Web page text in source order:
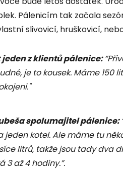
Pálenicím tak začala
slivovicí, hruškovicí,
z klientů pálenice:
je to kousek. Máme 150
spolumajitel pálenice:
jeden kotel. Ale máme tu
litrů, takže jsou tady dva
3 až 4 hodiny.”.